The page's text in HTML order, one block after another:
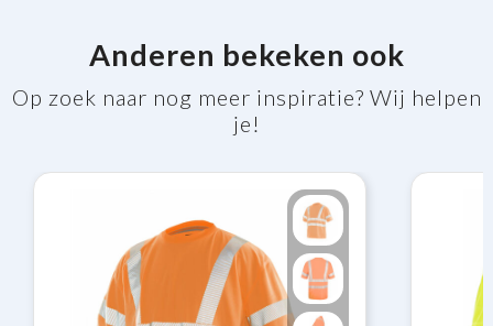
Anderen bekeken ook
Op zoek naar nog meer inspiratie? Wij helpen
je!